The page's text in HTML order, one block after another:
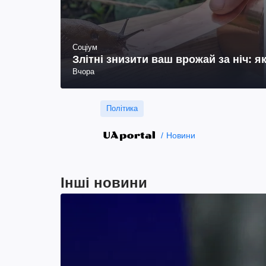
Соціум
Злітні знизити ваш врожай за ніч:
Вчора
Політика
Новини
Інші новини